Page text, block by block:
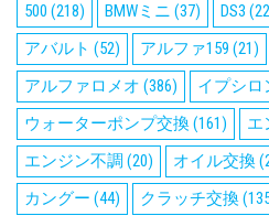
500 (218) BMWミニ (37) DS3
アバルト (52) アルファ159 (21)
アルファロメオ (386) イプシロ
ウォーターポンプ交換(161) エ
エンジン不調 (20) オイル交換
カングー (44) クラッチ交換